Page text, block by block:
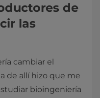
de
las
cambiar el
de allí hizo que me
bioingeniería